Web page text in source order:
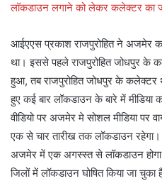
लॉकडाउन लगाने को लेकर कलेक्टर का
आईएएस प्रकाश राजपुरोहित ने अजमेर
था। इससे पहले राजपुरोहित जोधपुर के
हुआ, तब राजपुरोहित जोधपुर के
हुए कई बार लॉकडाउन के बारे में मीडिया
वीडियो पर अजमेर मे सोशल मीडिया पर
एक से चार तारीख तक लॉकडाउन
अजमेर में एक अगस्स्त से लॉकडाउन
जिलों में लॉकडाउन घोषित किया जा